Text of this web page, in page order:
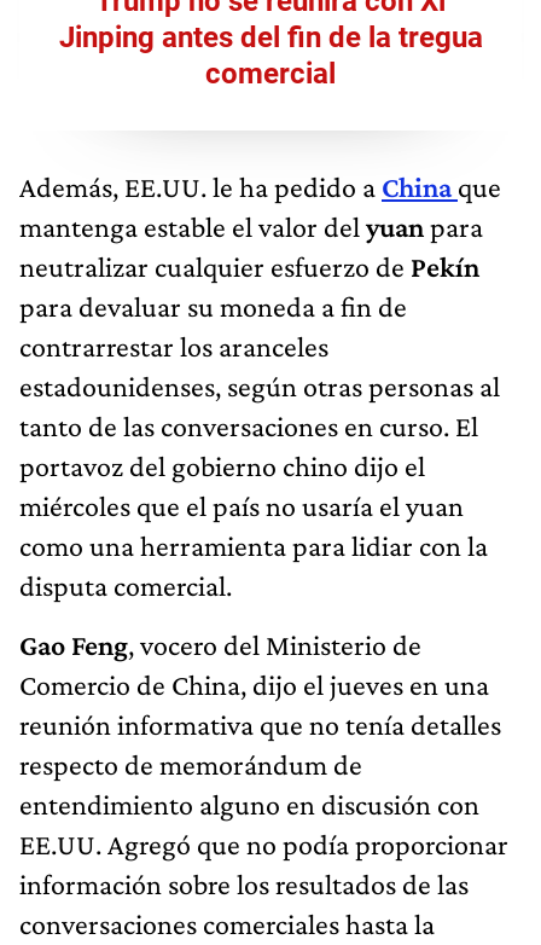
Jinping antes del fin de la tregua
comercial
Además, EE.UU. le ha pedido a Chinaque
mantenga estable el valor delyuanpara
neutralizar cualquier esfuerzo de Pekín
para devaluar su moneda a fin de
contrarrestar los aranceles
estadounidenses, según otras personas al
tanto de las conversaciones en curso. El
portavoz del gobierno chino dijo el
miércoles que el país no usaría el yuan
como una herramienta para lidiar con la
disputa comercial.
Gao Feng, vocero del Ministerio de
Comercio de China, dijo el jueves en una
reunión informativa que no tenía detalles
respecto de memorándum de
entendimiento alguno en discusión con
EE.UU. Agregó que no podía proporcionar
información sobre los resultados de las
conversaciones comerciales hasta la